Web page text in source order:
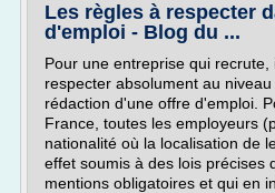
Les règles à respecter
d'emploi - Blog du ...
Pour une entreprise qui recrute,
respecter absolument au
rédaction d'une offre d'emploi.
France, toutes les employeurs
nationalité où la localisation de
effet soumis à des lois précises
mentions obligatoires et qui en